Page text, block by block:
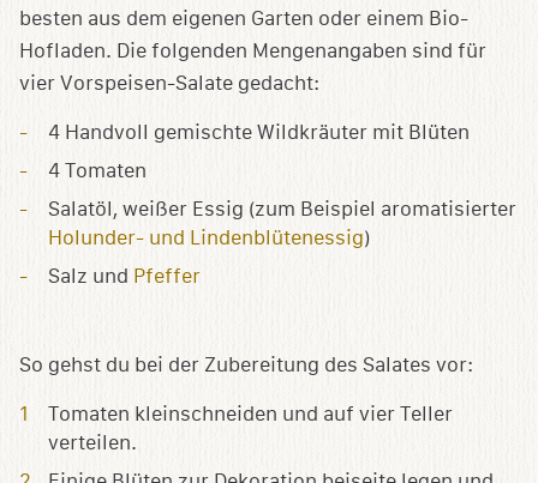
besten aus dem eigenen Garten oder einem Bio-
Hofladen. Die folgenden Mengenangaben sind für
vier Vorspeisen-Salate gedacht:
4 Handvoll gemischte Wildkräuter mit Blüten
4 Tomaten
Salatöl, weißer Essig (zum Beispiel aromatisierter
Holunder- und Lindenblütenessig)
Salz und Pfeffer
So gehst du bei der Zubereitung des Salates vor:
Tomaten kleinschneiden und auf vier Teller
verteilen.